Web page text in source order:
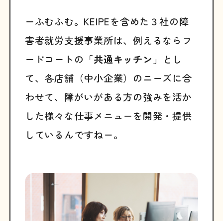
ーふむふむ。KEIPEを含めた３社の障
害者就労支援事業所は、例えるならフ
ードコートの 「共通キッチン」
とし
て、各店舗（中小企業）のニーズに合
わせて、障がいがある方の強みを活か
した様々な仕事メニューを開発・提供
しているんですねー。